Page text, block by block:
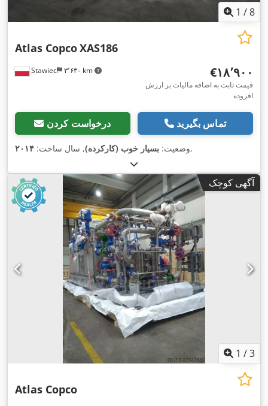
1 /8
Stawiec ۳٬۶۳۰ km
Atlas CopcoXAS186
‎€۱۸٬۹۰۰
قیمت ثابت به اضافه مالیات بر ارزش
افزوده
درخواست کردن تماس بگیرید
وضعیت: بسیار خوب (کارکرده), سال ساخت: ۲۰۱۴ ,
آگهی کوچک
1 /3
Atlas Copco